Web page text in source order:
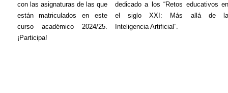
con las asignaturas de las que
están matriculados en este
curso académico 2024/25.
¡Participa!
dedicado a los “Retos educativos
el siglo XXI: Más allá de
Inteligencia Artificial”.